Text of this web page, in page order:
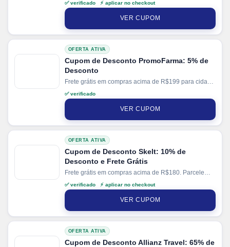
compras em até 6x sem juros no cartão. Ganhe + 15%
de desconto em pagamentos via PIX.
✅ verificado ⚡ aplicar no checkout
VER CUPOM
OFERTA ATIVA
Cupom de Desconto PromoFarma: 5% de
Desconto
Frete grátis em compras acima de R$199 para cidade
de SP.
✅ verificado
VER CUPOM
OFERTA ATIVA
Cupom de Desconto Skelt: 10% de
Desconto e Frete Grátis
Frete grátis em compras acima de R$180. Parcele
suas compras em até 3x sem juros no cartão. Ganhe
+ 5% de desconto em pagamentos via PIX.
✅ verificado ⚡ aplicar no checkout
VER CUPOM
OFERTA ATIVA
Cupom de Desconto Allianz Travel: 65% de